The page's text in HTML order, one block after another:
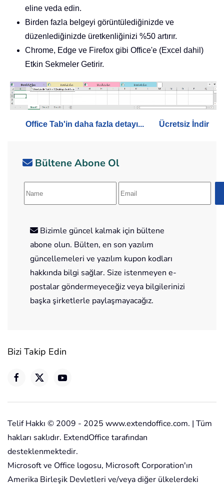
eline veda edin.
Birden fazla belgeyi görüntülediğinizde ve
düzenlediğinizde üretkenliğinizi %50 artırır.
Chrome, Edge ve Firefox gibi Office'e (Excel dahil)
Etkin Sekmeler Getirir.
Office Tab'in daha fazla detayı... Ücretsiz İndir
Bültene Abone Ol
Bizimle güncel kalmak için bültene
abone olun. Bülten, en son yazılım
güncellemeleri ve yazılım kupon kodları
hakkında bilgi sağlar. Size istenmeyen e-
postalar göndermeyeceğiz veya bilgilerinizi
başka şirketlerle paylaşmayacağız.
Bizi Takip Edin
Telif Hakkı © 2009 - 2025 www.extendoffice.com. | Tüm
hakları saklıdır. ExtendOffice tarafından
desteklenmektedir.
Microsoft ve Office logosu, Microsoft Corporation'ın
Amerika Birleşik Devletleri ve/veya diğer ülkelerdeki